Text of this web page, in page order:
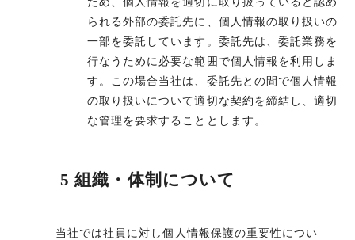
られる外部の委託先に、個人情報の取り扱いの
一部を委託しています。委託先は、委託業務を
行なうために必要な範囲で個人情報を利用しま
す。この場合当社は、委託先との間で個人情報
の取り扱いについて適切な契約を締結し、適切
な管理を要求することとします。
5 組織・体制について
当社では社員に対し個人情報保護の重要性につい